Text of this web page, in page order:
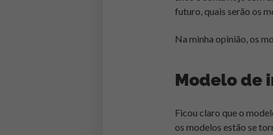
futuro, quais serão os
Na minha opinião, os
Modelo de
Ficou claro que o
os modelos estão se